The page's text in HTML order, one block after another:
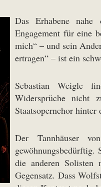
Das Erhabene
Engagement für eine
mich“ – und sein
ertragen“ – ist ein
Sebastian Weigle
Widersprüche nicht
Staatsopernchor hinter
Der Tannhäuser
die anderen Solisten
Gegensatz. Dass